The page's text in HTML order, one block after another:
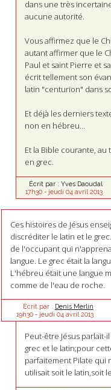
dans une très
aucune autorité.
Vous affirmez que le
autant affirmer que le
Paul et saint Pierre et
écrit tellement son
latin "centurion" dans
Et déjà les derniers
non en hébreu...
Et la Bible courante, au
en grec.
Écrit par : Yves Daoudal
17h30- jeudi 04 avril 2013
Ces histoires de Jésus
discréditer le latin et le
de l'occupant qui
langue. Le grec était la
L'hébreu était une langue
comme de l'eau de roche.
Écrit par : Denis Merlin
19h30- jeudi 04 avril 2013
Peut-être Jésus
grec et le latin;pour
parfaitement Pilate qui
utilisait soit le latin,soit